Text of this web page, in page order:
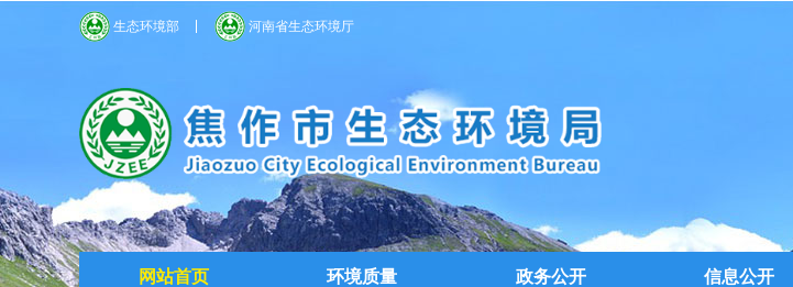
生态环境部 河南省生态环境厅
网站首页 环境质量 政务公开 信息公开